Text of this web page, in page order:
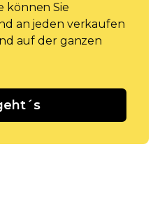
können Sie
an jeden verkaufen
auf der ganzen